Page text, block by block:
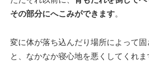
その部分にへこみができます。
変に体が落ち込んだり場所によって固
と、なかなか寝心地を悪くしてくれま